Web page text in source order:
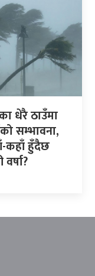
धेरै ठाउँमा
सम्भावना,
कहाँ हुँदैछ
वर्षा?